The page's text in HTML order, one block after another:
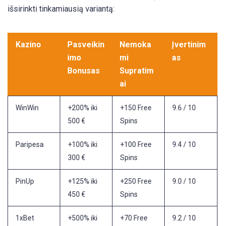
išsirinkti tinkamiausią variantą:
Kazino
Pasveikin
imo
Bonusas
Nemoka
mi
Supratim
ai
Įvertinim
as
WinWin
+200% iki
500 €
+150 Free
Spins
9.6 / 10
Paripesa
+100% iki
300 €
+100 Free
Spins
9.4 / 10
PinUp
+125% iki
450 €
+250 Free
Spins
9.0 / 10
1xBet
+500% iki
+70 Free
9.2 / 10